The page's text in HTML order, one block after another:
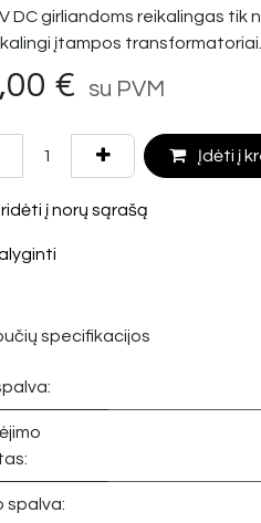
DC girliandoms reikalingas tik
įtampos transformatoriai.
€ su PVM
Įdėti į
į norų sąrašą
specifikacijos
spalva: